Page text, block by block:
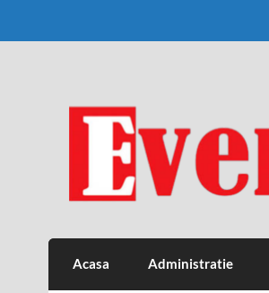
Eveniment
Acasa Administratie